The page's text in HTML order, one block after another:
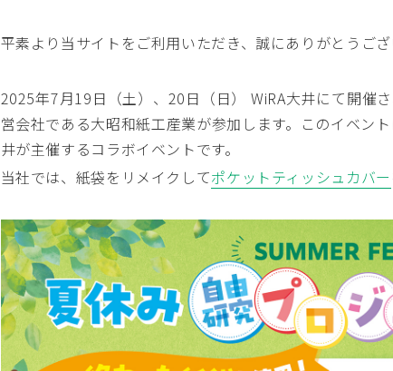
平素より当サイトをご利用いただき、誠にありがとうござ
2025年7月19日（土）、20日（日） WiRA大井にて開催
営会社である大昭和紙工産業が参加します。このイベン
井が主催するコラボイベントです。
当社では、紙袋をリメイクしてポケットティッシュカバー